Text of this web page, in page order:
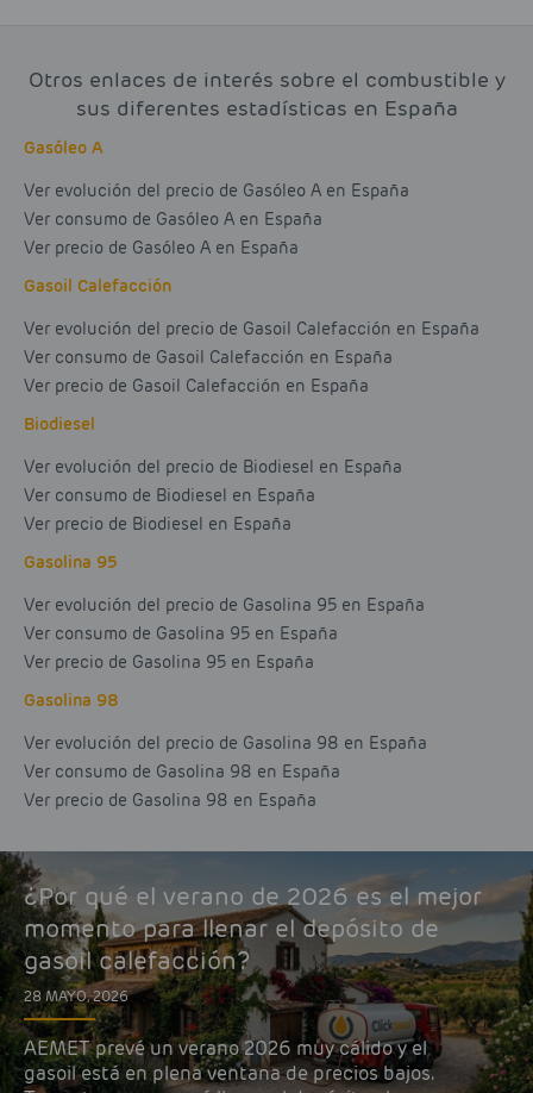
Otros enlaces de interés sobre el combustible y
sus diferentes estadísticas en España
Gasóleo A
Ver evolución del precio de Gasóleo A en España
Ver consumo de Gasóleo A en España
Ver precio de Gasóleo A en España
Gasoil Calefacción
Ver evolución del precio de Gasoil Calefacción en España
Ver consumo de Gasoil Calefacción en España
Ver precio de Gasoil Calefacción en España
Biodiesel
Ver evolución del precio de Biodiesel en España
Ver consumo de Biodiesel en España
Ver precio de Biodiesel en España
Gasolina 95
Ver evolución del precio de Gasolina 95 en España
Ver consumo de Gasolina 95 en España
Ver precio de Gasolina 95 en España
Gasolina 98
Ver evolución del precio de Gasolina 98 en España
Ver consumo de Gasolina 98 en España
Ver precio de Gasolina 98 en España
¿Por qué el verano de 2026 es el mejor
momento para llenar el depósito de
gasoil calefacción?
28 MAYO, 2026
AEMET prevé un verano 2026 muy cálido y el
gasoil está en plena ventana de precios bajos.